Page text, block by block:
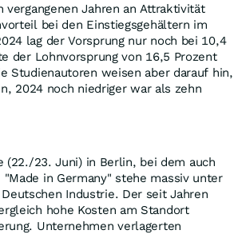
Jahren an Attraktivität
bei den Einstiegsgehältern im
lag der Vorsprung nur noch bei 10,4
der Lohnvorsprung von 16,5 Prozent
Studienautoren weisen aber darauf hin,
2024 noch niedriger war als zehn
(22./23. Juni) in Berlin, bei dem auch
in Germany" stehe massiv unter
Industrie. Der seit Jahren
hohe Kosten am Standort
Unternehmen verlagerten